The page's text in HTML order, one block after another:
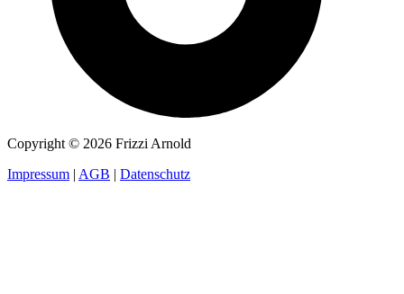
Copyright © 2026 Frizzi Arnold
Impressum | AGB | Datenschutz